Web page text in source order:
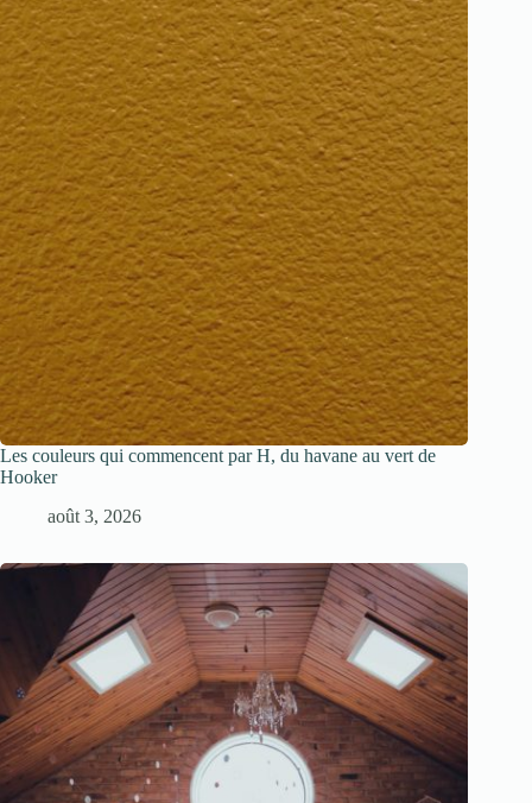
Les couleurs qui commencent par H, du havane au vert de
Hooker
août 3, 2026